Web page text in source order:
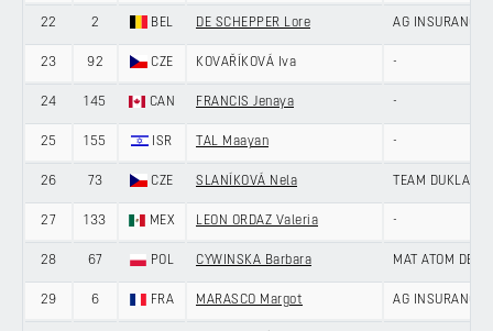
22 2 BEL DE SCHEPPER Lore AG INSURANCE
23 92 CZE KOVAŘÍKOVÁ Iva -
24 145 CAN FRANCIS Jenaya -
25 155 ISR TAL Maayan -
26 73 CZE SLANÍKOVÁ Nela TEAM DUKLA
27 133 MEX LEON ORDAZ Valeria -
28 67 POL CYWINSKA Barbara MAT ATOM
29 6 FRA MARASCO Margot AG INSURANCE